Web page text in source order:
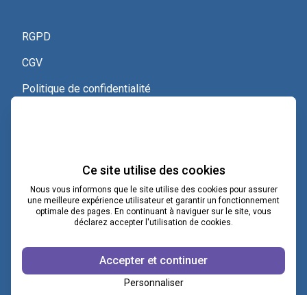
RGPD
CGV
Politique de confidentialité
Voir le certificat Qualiopi
contact@lacoopcnv.com
La page Linkedin de La Coop CNV
Notre chaîne Webikeo
Ce site utilise des cookies
Nous vous informons que le site utilise des cookies pour assurer
une meilleure expérience utilisateur et garantir un fonctionnement
optimale des pages. En continuant à naviguer sur le site, vous
déclarez accepter l'utilisation de cookies.
Accepter et continuer
Personnaliser